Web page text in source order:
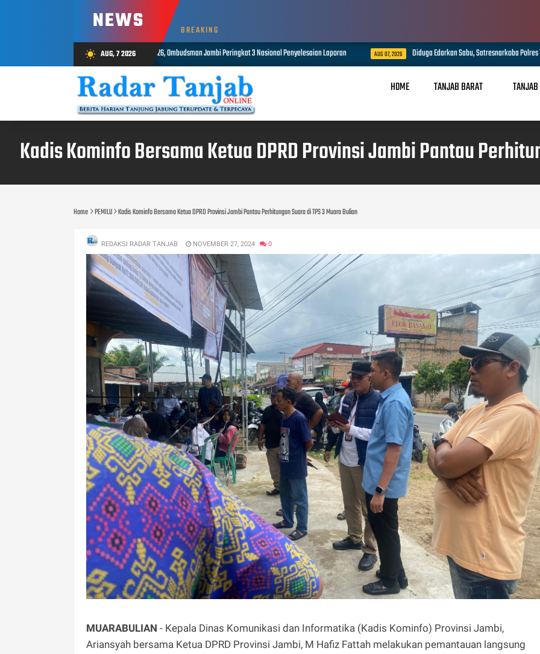
NEWS BREAKING
wb_sunny AUG, 7 2026
Triwulan II 2026, Ombudsman Jambi Peringkat 3 Nasional Penyelesaian Laporan AUG 07, 2026 Diduga Edarkan Sabu, Satresnarkoba Polres Tanjab Barat Amankan
HOME TANJAB BARAT
Kadis Kominfo Bersama Ketua DPRD Provinsi Jambi Pantau
Home PEMILU Kadis Kominfo Bersama Ketua DPRD Provinsi Jambi Pantau Perhitungan Suara di TPS 3 Muara Bulian
REDAKSI RADAR TANJAB NOVEMBER 27, 2024 0
MUARABULIAN - Kepala Dinas Komunikasi dan Informatika (Kadis Kominfo) Provinsi Jambi,
Ariansyah bersama Ketua DPRD Provinsi Jambi, M Hafiz Fattah melakukan pemantauan langsung